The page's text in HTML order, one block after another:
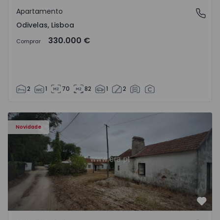
Odivelas, Lisboa
Apartamento
Odivelas, Lisboa
Comprar 330.000 €
2 1 70 82 1 2
Novidade
Apartamento T3 Salvaterra de Magos, Marinhais -